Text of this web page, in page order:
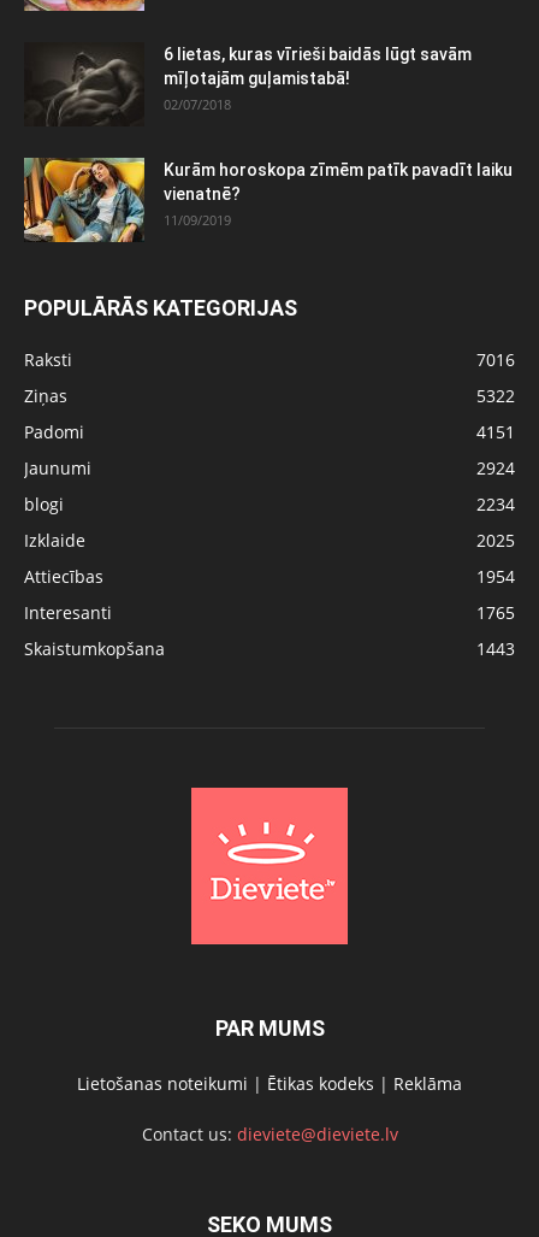
6 lietas, kuras vīrieši baidās lūgt savām
mīļotajām guļamistabā!
02/07/2018
Kurām horoskopa zīmēm patīk pavadīt laiku
vienatnē?
11/09/2019
POPULĀRĀS KATEGORIJAS
Raksti
7016
Ziņas
5322
Padomi
4151
Jaunumi
2924
blogi
2234
Izklaide
2025
Attiecības
1954
Interesanti
1765
Skaistumkopšana
1443
PAR MUMS
Lietošanas noteikumi | Ētikas kodeks | Reklāma
Contact us: dieviete@dieviete.lv
SEKO MUMS